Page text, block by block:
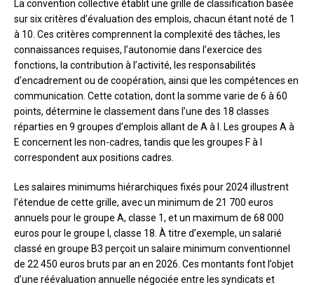
La convention collective établit une grille de classification basée
sur six critères d’évaluation des emplois, chacun étant noté de 1
à 10. Ces critères comprennent la complexité des tâches, les
connaissances requises, l’autonomie dans l’exercice des
fonctions, la contribution à l’activité, les responsabilités
d’encadrement ou de coopération, ainsi que les compétences en
communication. Cette cotation, dont la somme varie de 6 à 60
points, détermine le classement dans l’une des 18 classes
réparties en 9 groupes d’emplois allant de A à I. Les groupes A à
E concernent les non-cadres, tandis que les groupes F à I
correspondent aux positions cadres.
Les salaires minimums hiérarchiques fixés pour 2024 illustrent
l’étendue de cette grille, avec un minimum de 21 700 euros
annuels pour le groupe A, classe 1, et un maximum de 68 000
euros pour le groupe I, classe 18. À titre d’exemple, un salarié
classé en groupe B3 perçoit un salaire minimum conventionnel
de 22 450 euros bruts par an en 2026. Ces montants font l’objet
d’une réévaluation annuelle négociée entre les syndicats et